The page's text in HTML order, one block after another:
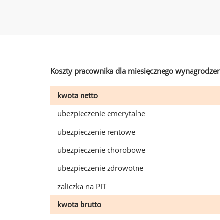
Koszty pracownika dla miesięcznego
kwota netto
ubezpieczenie emerytalne
ubezpieczenie rentowe
ubezpieczenie chorobowe
ubezpieczenie zdrowotne
zaliczka na PIT
kwota brutto